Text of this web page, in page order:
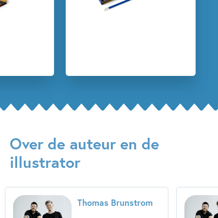
Over de auteur en de
illustrator
Thomas Brunstrom